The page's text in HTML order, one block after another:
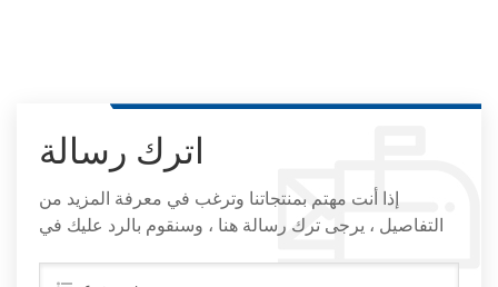
اترك رسالة
إذا أنت مهتم بمنتجاتنا وترغب في معرفة المزيد من
التفاصيل ، يرجى ترك رسالة هنا ، وسنقوم بالرد عليك في